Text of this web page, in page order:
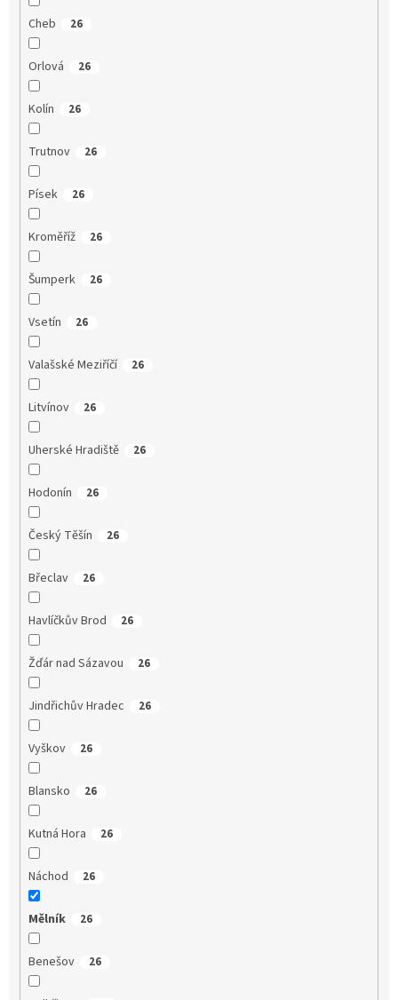
Cheb 26
Orlová 26
Kolín 26
Trutnov 26
Písek 26
Kroměříž 26
Šumperk 26
Vsetín 26
Valašské Meziříčí 26
Litvínov 26
Uherské Hradiště 26
Hodonín 26
Český Těšín 26
Břeclav 26
Havlíčkův Brod 26
Žďár nad Sázavou 26
Jindřichův Hradec 26
Vyškov 26
Blansko 26
Kutná Hora 26
Náchod 26
Mělník 26
Benešov 26